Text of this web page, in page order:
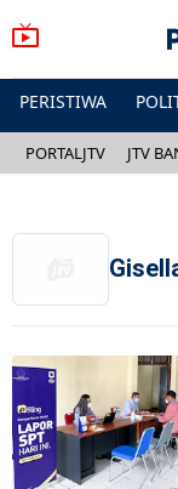
PERISTIWA
PORTALJTV JTV